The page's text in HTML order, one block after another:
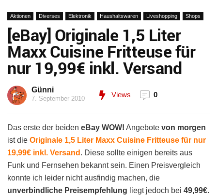
Aktionen Diverses Elektronik Haushaltswaren Liveshopping Shops
[eBay] Originale 1,5 Liter
Maxx Cuisine Fritteuse für
nur 19,99€ inkl. Versand
Günni
7. September 2010 Views 0
Das erste der beiden eBay WOW! Angebote von morgen
ist die Originale 1,5 Liter Maxx Cuisine Fritteuse für nur
19,99€ inkl. Versand . Diese sollte einigen bereits aus
Funk und Fernsehen bekannt sein. Einen Preisvergleich
konnte ich leider nicht ausfindig machen, die
unverbindliche Preisempfehlung liegt jedoch bei 49,99€.